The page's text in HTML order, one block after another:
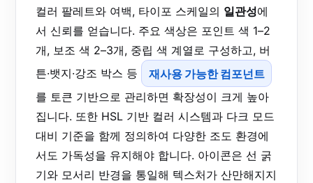
컬러 팔레트와 여백, 타이포 스케일의 일관성에
서 신뢰를 얻습니다. 주요 색상은 포인트 색 1–2
개, 보조 색 2–3개, 중립 색 계열로 구성하고, 버
튼·뱃지·강조 박스 등
재사용 가능한 컴포넌트
를 토큰 기반으로 관리하면 확장성이 크게 높아
집니다. 또한 HSL 기반 컬러 시스템과 다크 모드
대비 기준을 함께 정의하여 다양한 조도 환경에
서도 가독성을 유지해야 합니다. 아이콘은 선 굵
기와 모서리 반경을 통일해 텍스처가 산만해지지